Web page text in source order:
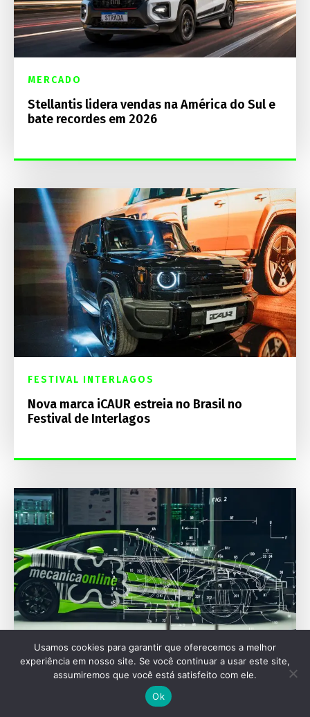
MERCADO
Stellantis lidera vendas na América do Sul e
bate recordes em 2026
FESTIVAL INTERLAGOS
Nova marca iCAUR estreia no Brasil no
Festival de Interlagos
ENGENHARIA
A engenharia oculta que encarece os reparos
Usamos cookies para garantir que oferecemos a melhor
experiência em nosso site. Se você continuar a usar este site,
assumiremos que você está satisfeito com ele.
Ok